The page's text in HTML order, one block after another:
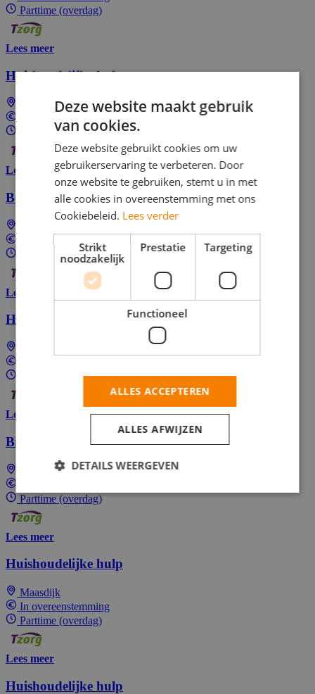
Parttime (overdag)
Lees meer
Huishoudelijke hulp
's-Gravendeel
In overeenstemming
Parttime (overdag)
Lees meer
Begeleider
In overeenstemming
Parttime (overdag)
Lees meer
Huishoudelijke hulp
Parttime (overdag)
Lees meer
Bijbaan huishoudelijke hulp
Hoek van Holland
Parttime (overdag)
Lees meer
Huishoudelijke hulp
Maasdijk
In overeenstemming
Parttime (overdag)
Lees meer
Huishoudelijke hulp
Deze website maakt gebruik
van cookies.
Deze website gebruikt cookies om uw
gebruikerservaring te verbeteren. Door
onze website te gebruiken, stemt u in met
alle cookies in overeenstemming met ons
Cookiebeleid. Lees verder
Strikt
noodzakelijk
Prestatie Targeting
Functioneel
ALLES ACCEPTEREN
ALLES AFWIJZEN
DETAILS WEERGEVEN